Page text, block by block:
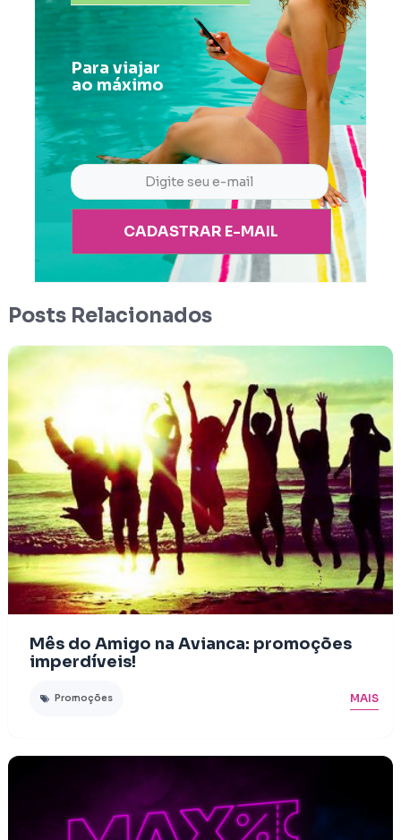
Para viajar
ao máximo
CADASTRAR E-MAIL
Posts Relacionados
Mês do Amigo na Avianca: promoções
imperdíveis!
Promoções MAIS